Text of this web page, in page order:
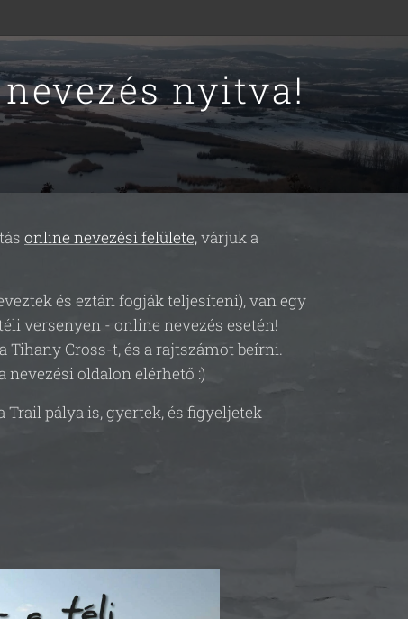
nyitva!
online nevezési felülete,várjuk a
és eztán fogják teljesíteni), van egy
versenyen - online nevezés esetén!
Cross-t, és a rajtszámot beírni.
nevezési oldalon elérhető :)
pálya is, gyertek, és figyeljetek